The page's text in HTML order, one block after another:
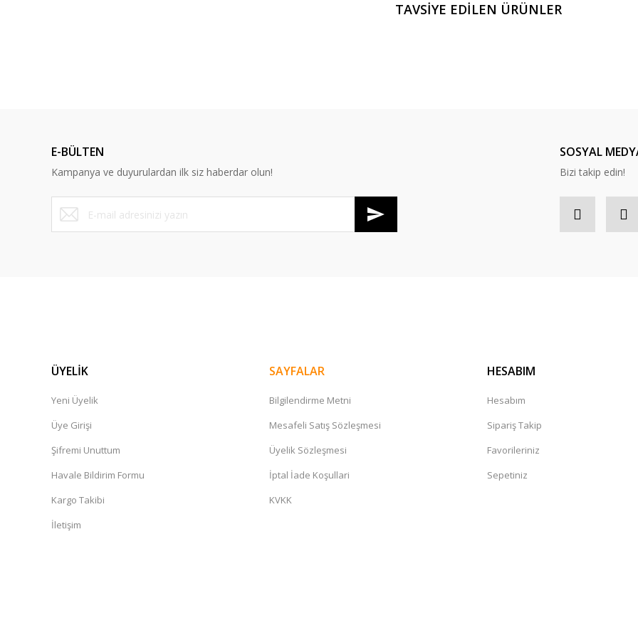
Bu ürüne ilk yorumu siz yapın!
TAVSİYE EDİLEN ÜRÜNLER
PolyTour Drive 125 Monofilament 12m Tenis Kordaj - Gri | Yonex
637,00 TL
E-BÜLTEN
Kampanya ve duyurulardan ilk siz haberdar olun!
SOSYAL
Bizi takip edin!
ÜYELİK
Yeni Üyelik
Üye Girişi
Şifremi Unuttum
Havale Bildirim Formu
Kargo Takibi
İletişim
SAYFALAR
Bilgilendirme Metni
Mesafeli Satış Sözleşmesi
Üyelik Sözleşmesi
İptal İade Koşullari
KVKK
HESABIM
Hesabım
Sipariş Takip
Favorileriniz
Sepetiniz